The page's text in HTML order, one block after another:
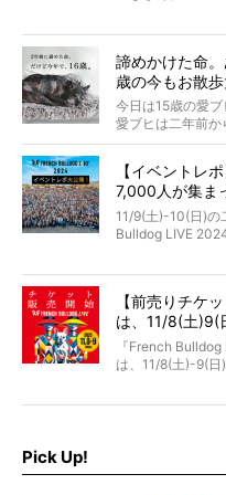
「愛犬が旅立っ
くれる？」
さらには、霊感が
法まで。
お笑い芸人だか
と軽くなる。
永久保存版のス
た。
僧侶としての名
当時54歳という
選んだのか。
また、愛犬の旅立
た。
諦めかけた命
歳の今もお散
今日は15歳の愛ブ
愛ブヒは二年前
激減。検査をし
もう諦めるしか
が「THE fu-do(
そして「THE fu-
ブヒは15歳になり
今回は、二年前
【イベントレ
7,000人が集ま
貌！
11/9(土)-10(日)の
Bulldog LIVE
今年はのべ
day1の司会はフ
ェスには世代ど
に豪華なライン
北は北海道、南は
グが一堂に会し
【前売りチケ
は、11/8(土)9(
マソング制作
『French
は、11/8(土)-9(日
お得な前売りチ
Pick Up!